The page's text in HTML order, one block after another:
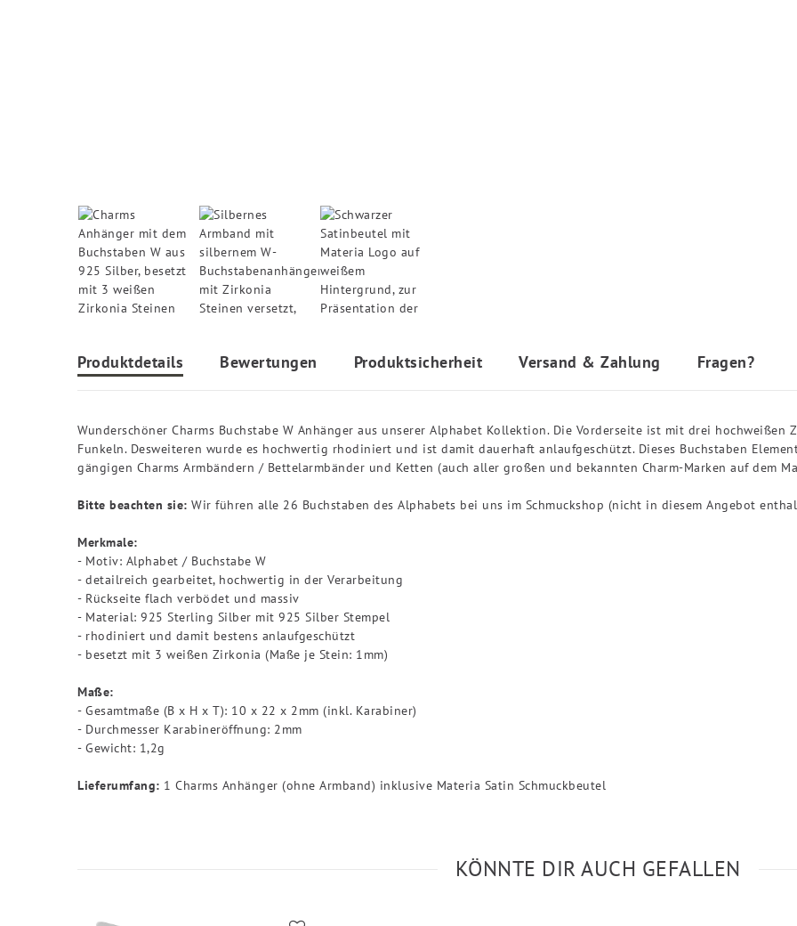
Produktdetails Bewertungen Produktsicherheit Versand & Zahlung Fragen?
Wunderschöner Charms Buchstabe W Anhänger aus unserer Alphabet Kollektion. Die Vorderseite ist mit drei
Funkeln. Desweiteren wurde es hochwertig rhodiniert und ist damit dauerhaft anlaufgeschützt. Dieses Buchstaben
gängigen Charms Armbändern / Bettelarmbänder und Ketten (auch aller großen und bekannten Charm-Marken auf dem
Bitte beachten sie: Wir führen alle 26 Buchstaben des Alphabets bei uns im Schmuckshop (nicht in diesem Angebot
Merkmale:
- Motiv: Alphabet / Buchstabe W
- detailreich gearbeitet, hochwertig in der Verarbeitung
- Rückseite flach verbödet und massiv
- Material: 925 Sterling Silber mit 925 Silber Stempel
- rhodiniert und damit bestens anlaufgeschützt
- besetzt mit 3 weißen Zirkonia (Maße je Stein: 1mm)
Maße:
- Gesamtmaße (B x H x T): 10 x 22 x 2mm (inkl. Karabiner)
- Durchmesser Karabineröffnung: 2mm
- Gewicht: 1,2g
Lieferumfang: 1 Charms Anhänger (ohne Armband) inklusive Materia Satin Schmuckbeutel
KÖNNTE DIR AUCH GEFALLEN